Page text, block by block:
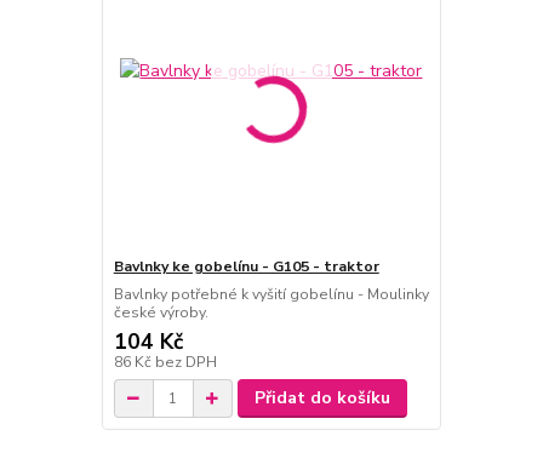
Bavlnky ke gobelínu - G105 - traktor
Bavlnky potřebné k vyšití gobelínu - Moulinky
české výroby.
104 Kč
86 Kč bez DPH
Přidat do košíku